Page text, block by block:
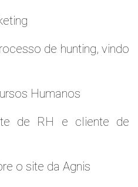
de hunting, vindo
Humanos
de RH e cliente de
o site da Agnis